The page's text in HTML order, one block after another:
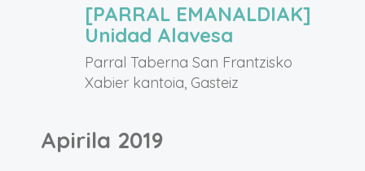
[PARRAL EMANALDIAK]
Unidad Alavesa
Parral Taberna San Frantzisko
Xabier kantoia, Gasteiz
Apirila 2019